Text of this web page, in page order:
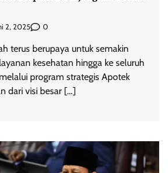
2, 2025 0
terus berupaya untuk semakin
kesehatan hingga ke seluruh
program strategis Apotek
dari visi besar […]